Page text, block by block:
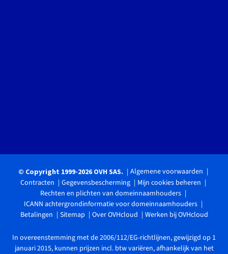
© Copyright 1999-2026 OVH SAS.
Algemene voorwaarden
Contracten
Gegevensbescherming
Mijn cookies beheren
Rechten en plichten van domeinnaamhouders
ICANN achtergrondinformatie voor domeinnaamhouders
Betalingen
Sitemap Over OVHcloud Werken bij OVHcloud
In overeenstemming met de 2006/112/EG-richtlijnen, gewijzigd op 1
januari 2015, kunnen prijzen incl. btw variëren, afhankelijk van het